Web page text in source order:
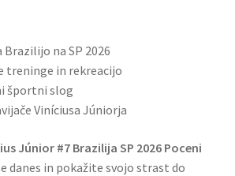
Brazilijo na SP 2026
treninge in rekreacijo
športni slog
Viníciusa Júniorja
Júnior #7 Brazilija SP 2026 Poceni
danes in pokažite svojo strast do